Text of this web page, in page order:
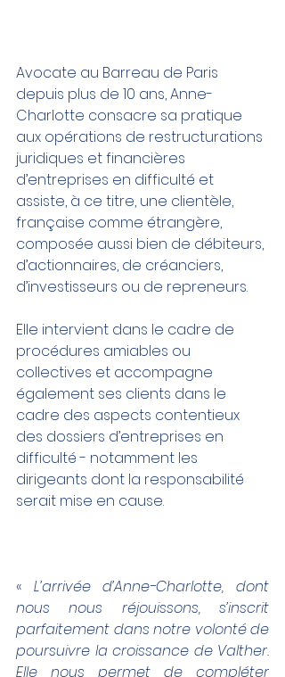
Avocate au Barreau de Paris
depuis plus de 10 ans, Anne-
Charlotte consacre sa pratique
aux opérations de restructurations
juridiques et financières
d’entreprises en difficulté et
assiste, à ce titre, une clientèle,
française comme étrangère,
composée aussi bien de débiteurs,
d’actionnaires, de créanciers,
d’investisseurs ou de repreneurs.
Elle intervient dans le cadre de
procédures amiables ou
collectives et accompagne
également ses clients dans le
cadre des aspects contentieux
des dossiers d’entreprises en
difficulté - notamment les
dirigeants dont la responsabilité
serait mise en cause.
« L’arrivée d’Anne-Charlotte, dont
nous nous réjouissons, s’inscrit
parfaitement dans notre volonté de
poursuivre la croissance de Valther.
Elle nous permet de compléter